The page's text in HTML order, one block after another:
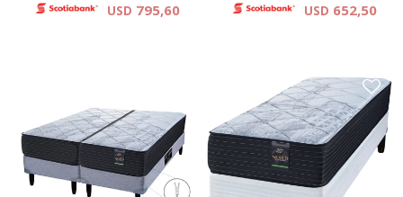
USD 795,60 USD 652,50
Modelo Alexia con cierre
para separar en 2 camas.
Compactado de espumas de
alta densidad – Capa de
espuma cinco zonas de
activación – Comfort Grid –
Manta de fieltro – Resortes
LFK – Hard Foam®. Altura de
colchón 24 cm y 61 cm la